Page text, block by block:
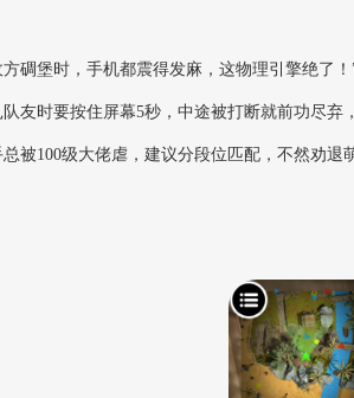
碉堡时，手机都震得发麻，这物理引擎绝了！
友时要按住屏幕5秒，中途被打断就前功尽弃
被100级大佬虐，建议分段位匹配，不然劝退